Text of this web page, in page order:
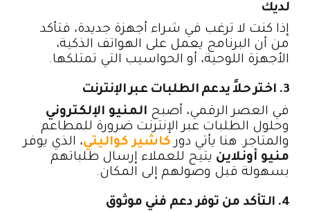
لديك
إذا كنت لا ترغب في شراء أجهزة جديدة، فتأكد
من أن البرنامج يعمل على الهواتف الذكية،
الأجهزة اللوحية، أو الحواسيب التي تمتلكها.
3. اختر حلاً يدعم الطلبات عبر الإنترنت
في العصر الرقمي، أصبح المنيو الإلكتروني
وحلول الطلبات عبر الإنترنت ضرورة للمطاعم
والمتاجر. هنا يأتي دور كاشير كواليتي، الذي يوفر
منيو أونلاين يتيح للعملاء إرسال طلباتهم
بسهولة قبل وصولهم إلى المكان.
4. التأكد من توفر دعم فني موثوق